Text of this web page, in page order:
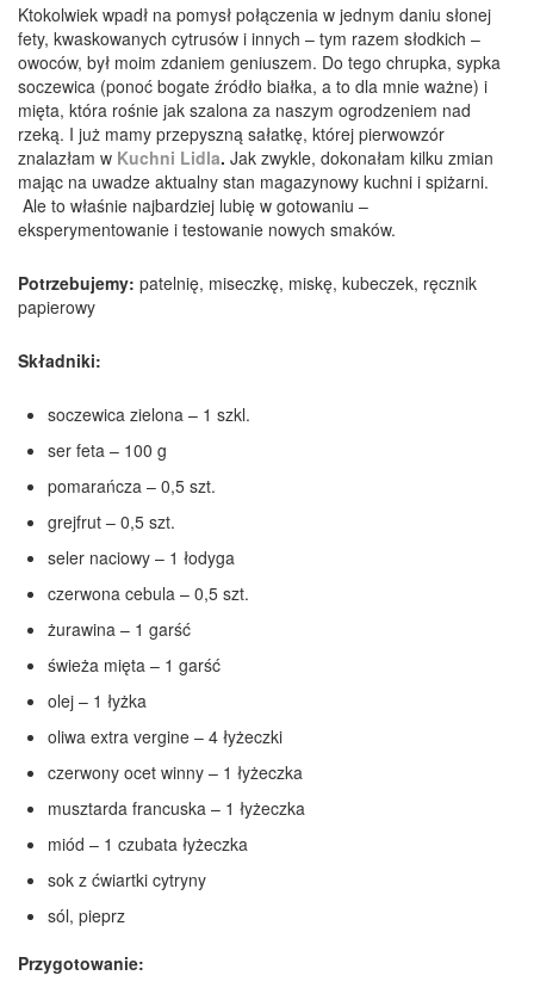
Ktokolwiek wpadł na pomysł połączenia w jednym daniu słonej
fety, kwaskowanych cytrusów i innych – tym razem słodkich –
owoców, był moim zdaniem geniuszem. Do tego chrupka, sypka
soczewica (ponoć bogate źródło białka, a to dla mnie ważne) i
mięta, która rośnie jak szalona za naszym ogrodzeniem nad
rzeką. I już mamy przepyszną sałatkę, której pierwowzór
znalazłam w Kuchni Lidla. Jak zwykle, dokonałam kilku zmian
mając na uwadze aktualny stan magazynowy kuchni i spiżarni.
Ale to właśnie najbardziej lubię w gotowaniu –
eksperymentowanie i testowanie nowych smaków.
Potrzebujemy: patelnię, miseczkę, miskę, kubeczek, ręcznik
papierowy
Składniki:
soczewica zielona – 1 szkl.
ser feta – 100 g
pomarańcza – 0,5 szt.
grejfrut – 0,5 szt.
seler naciowy – 1 łodyga
czerwona cebula – 0,5 szt.
żurawina – 1 garść
świeża mięta – 1 garść
olej – 1 łyżka
oliwa extra vergine – 4 łyżeczki
czerwony ocet winny – 1 łyżeczka
musztarda francuska – 1 łyżeczka
miód – 1 czubata łyżeczka
sok z ćwiartki cytryny
sól, pieprz
Przygotowanie: